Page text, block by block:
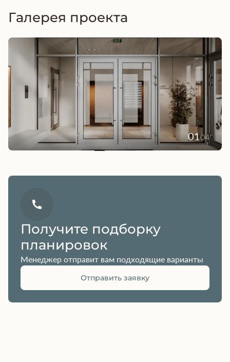
Галерея проекта
0104
Получите подборку
планировок
Менеджер отправит вам подходящие варианты
Отправить заявку